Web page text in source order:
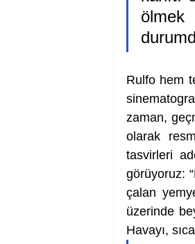
Rulfo hem
zaman,
olarak
tasvirleri
görüyoruz:
çalan
üzerinde
Havayı,